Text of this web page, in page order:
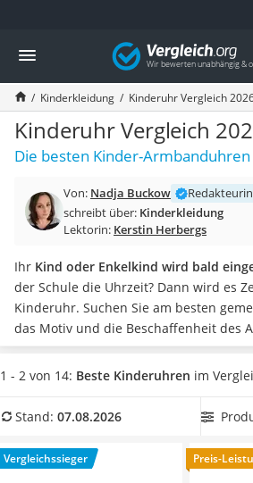
Die beliebtesten Vergleiche nach Kategorie
Kind & Baby
Babyphone mit 2 Kameras
Walkie-Talkie Kinder
Kindermatratzen
Babywippe
Rollschuhe für Kinder
Laufrad
Kinderschubkarre
Kinderuhr
Babyphone
Treppenschutzgitter
Kindersitz ab 4 Jahren
Kinderroller 3 Räder
Ferngesteuertes Auto
Kinderfahrradhelm
Kinder-Mikroskop
Ferngesteuerter Hubschrauber
Vergleich
Kinderkleidung Kinderuhr Vergleich
Kinderuhr Vergleich
Die besten Kinder-
Von: Nadja Buckow
Redakteurin
schreibt über: Kinderkleidung
Lektorin: Kerstin Herbergs
Ihr Kind oder Enkelkind wird bald
der Schule die Uhrzeit? Dann wird es
Kinderuhr. Suchen Sie am besten
das Motiv und die Beschaffenheit des
besteht das Einschulungsgeschenk
Test bei Ihrem (Enkel-)Kind.
geschmückt. Die Funktionalität und
Vergleich,welche Kinderuhr am besten
Überzeugt hat uns hier im August 2026
1 - 2 von 14: Beste Kinderuhren im
Stand: 07.08.2026
Vergleichssieger Preis-